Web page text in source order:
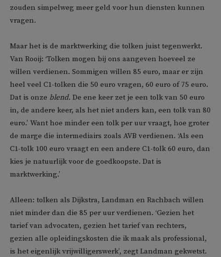
zouden simpelweg meer geld voor hun diensten kunnen
vragen.
Maar het is de marktwerking die tolken juist tegenwerkt.
Van Rooij: ‘Tolken mogen bij ons aangeven hoeveel ze
willen verdienen. Sommigen willen 85 euro, maar er zijn
heel veel C1-tolken die 50 euro vragen, 60 euro of 75 euro.
Dat is onze blend. De ene keer zet je een tolk van 50 euro
in, de andere keer, als het niet anders kan, een tolk van 80
euro.’ Want hoe minder een tolk per uur vraagt, hoe groter
de marge die intermediairs zoals AVB verdienen. ‘Als een
C1-tolk 100 euro vraagt en een andere C1-tolk 60 euro, dan
kies je natuurlijk voor de goedkoopste. Dat is
marktwerking.’
Alleen: tolken als Dijkstra, Landman en Rachbach willen
niet minder dan die 85 per uur verdienen. ‘Gezien het
tarief van advocaten, gezien het tarief van rechters,
gezien alle opleidingskosten die ik maak als professional,
is het eigenlijk vrijwilligerswerk’, zegt Landman gekwetst.